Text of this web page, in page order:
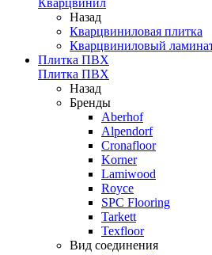
Кварцвинил
Назад
Кварцвиниловая плитка
Кварцвиниловый
Плитка ПВХ
Плитка ПВХ
Назад
Бренды
Aberhof
Alpendorf
Cronafloor
Korner
Lamiwood
Royce
SPC Flooring
Tarkett
Texfloor
Вид соединения